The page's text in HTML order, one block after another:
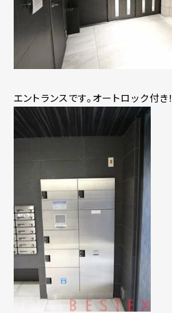
エントランスです。オートロック付き！